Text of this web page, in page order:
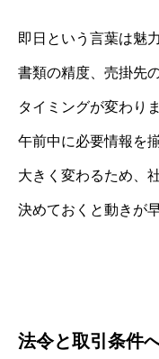
即日という言葉は魅
書類の精度、売掛先
タイミングが変わりま
午前中に必要情報を
大きく変わるため、
決めておくと動きが
法令と取引条件